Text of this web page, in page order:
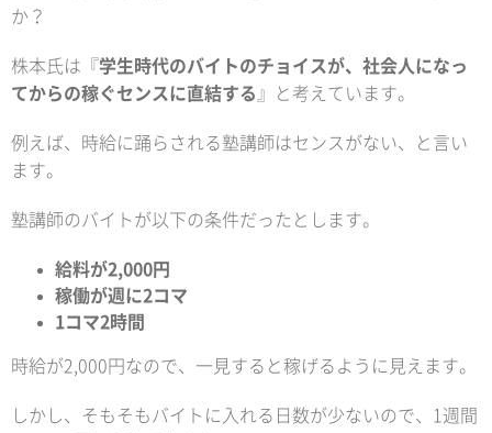
か？
株本氏は『学生時代のバイトのチョイスが、社会人になっ
てからの稼ぐセンスに直結する 』と考えています。
例えば、時給に踊らされる塾講師はセンスがない、と言い
ます。
塾講師のバイトが以下の条件だったとします。
給料が2,000円
稼働が週に2コマ
1コマ2時間
時給が2,000円なので、一見すると稼げるように見えます。
しかし、そもそもバイトに入れる日数が少ないので、1週間